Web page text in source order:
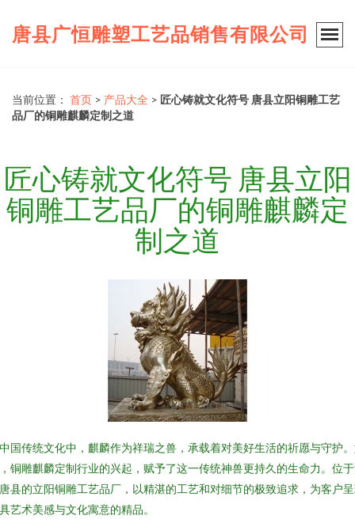
唐县广恒雕塑工艺品销售有限公司
当前位置： 首页 > 产品大全 > 匠心铸就文化符号 唐县立阳铜雕工艺
品厂的铜雕麒麟定制之道
匠心铸就文化符号 唐县立阳
铜雕工艺品厂的铜雕麒麟定
制之道
国传统文化中，麒麟作为祥瑞之兽，承载着对美好生活的祈愿与守护
铜雕麒麟定制行业的兴起，赋予了这一传统神兽更持久的生命力。位
县的立阳铜雕工艺品厂，以精湛的工艺和对细节的极致追求，为客户
艺术美感与文化寓意的精品。